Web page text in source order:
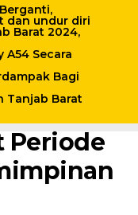
dan undur diri
Barat 2024,
A54 Secara
Bagi
Tanjab Barat
DPD
Periode